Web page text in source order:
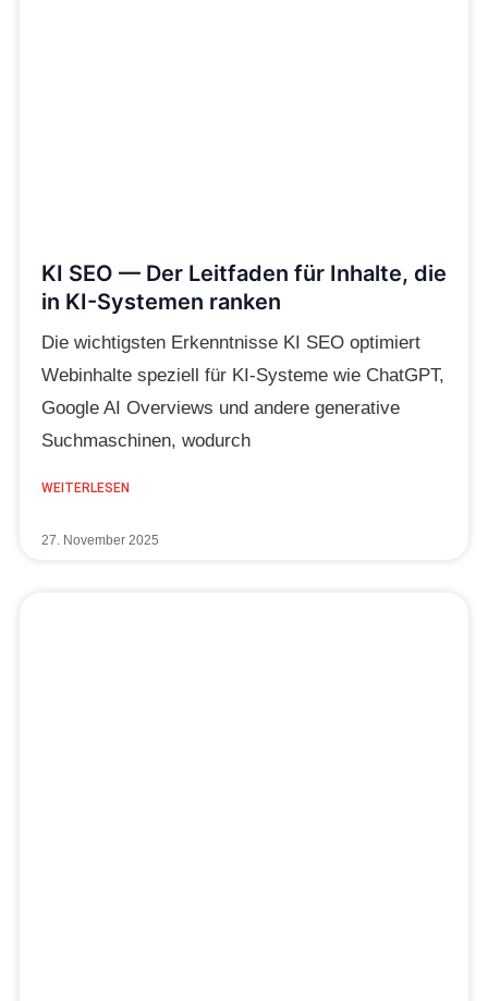
KI SEO — Der Leitfaden für Inhalte, die
in KI-Systemen ranken
Die wichtigsten Erkenntnisse KI SEO optimiert
Webinhalte speziell für KI-Systeme wie ChatGPT,
Google AI Overviews und andere generative
Suchmaschinen, wodurch
WEITERLESEN
27. November 2025